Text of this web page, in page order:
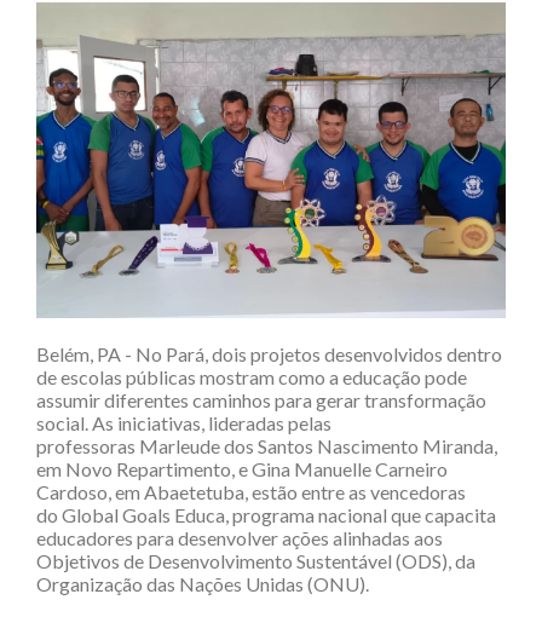
Belém, PA - No Pará, dois projetos desenvolvidos dentro
de escolas públicas mostram como a educação pode
assumir diferentes caminhos para gerar transformação
social. As iniciativas, lideradas pelas
professoras Marleude dos Santos Nascimento Miranda,
em Novo Repartimento, e Gina Manuelle Carneiro
Cardoso, em Abaetetuba, estão entre as vencedoras
do Global Goals Educa, programa nacional que capacita
educadores para desenvolver ações alinhadas aos
Objetivos de Desenvolvimento Sustentável (ODS), da
Organização das Nações Unidas (ONU).